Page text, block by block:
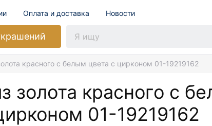
Оплата и доставка Новости
красного с белым цвета с цирконом 01-19219162
золота красного с
01-19219162